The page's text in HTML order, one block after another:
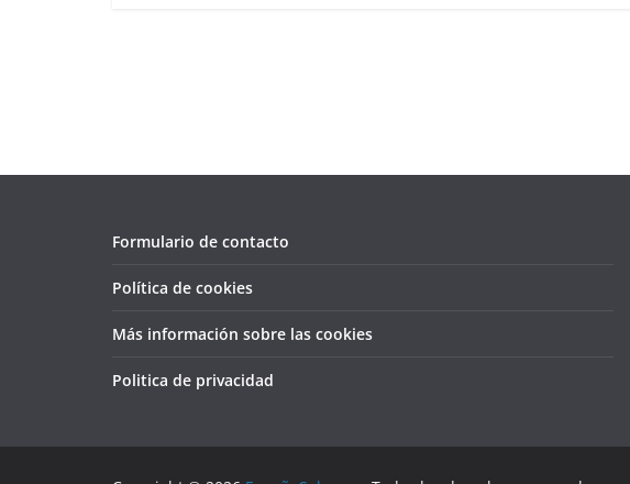
Formulario de contacto
Política de cookies
Más información sobre las cookies
Politica de privacidad